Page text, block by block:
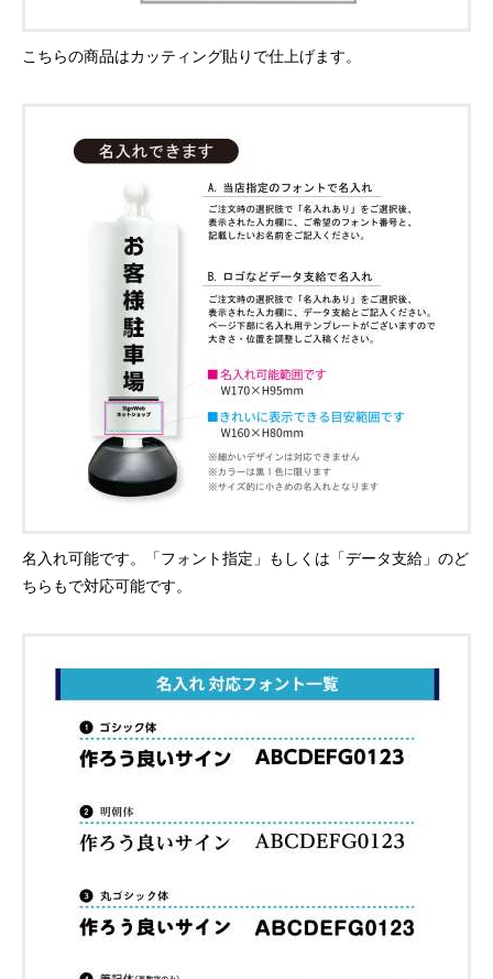
こちらの商品はカッティング貼りで仕上げます。
名入れ可能です。「フォント指定」もしくは「データ支給」のど
ちらもで対応可能です。